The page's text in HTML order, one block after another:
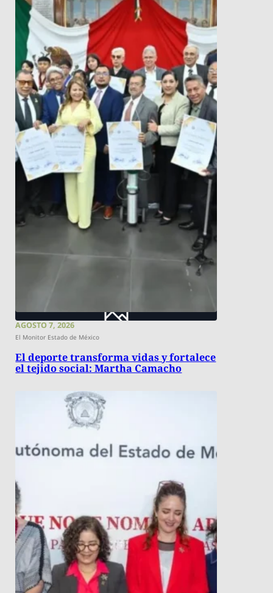
AGOSTO 7, 2026
El Monitor Estado de México
El deporte transforma vidas y fortalece
el tejido social: Martha Camacho